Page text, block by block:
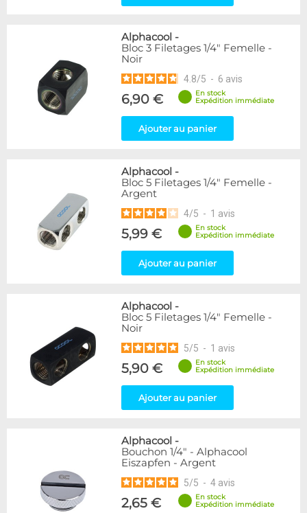
55
10
142
KooLance
Monsoon
9
Nanoxia
PrimoChill
9
31
216
2
Or
1
Rouge
Vert
5
4
36
Noir/Nickel
Couleur
Noir
236
39
280
Raccord en Y
5
Forme
Alphacool -
Bloc 3 Filetages 1/4" Femelle -
Noir
4.8/5 - 6 avis
6,90 €
En stock
Expédition immédiate
Ajouter au panier
Alphacool -
Bloc 5 Filetages 1/4" Femelle -
Argent
4/5 - 1 avis
5,99 €
En stock
Expédition immédiate
Ajouter au panier
Alphacool -
Bloc 5 Filetages 1/4" Femelle -
Noir
5/5 - 1 avis
5,90 €
En stock
Expédition immédiate
Ajouter au panier
Alphacool -
Bouchon 1/4" - Alphacool
Eiszapfen - Argent
5/5 - 4 avis
2,65 €
En stock
Expédition immédiate